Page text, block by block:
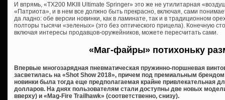
И впрямь, «TX200 MKIII Ultimate Springer» это же не утилитарная
«Патриота», и в нем все должно быть прекрасно, включая, сами
да ладно: обе версии новинки, как в ламинате, так и в традиционном
полторы тысячи «зеленых» (это без оптического прицела). Конечную
включая интересы продавцов-оружейников, можете пересчитать сами.
«Маг-файры» потихоньку
Впервые многозарядная пневматическая пружинно-поршневая
засветилась на «Shot Show 2018», причем под премиальным
новинки была тогда еще предполагаемая крайне привлекательная
долларов. На днях пользователям стали доступны две новых
вверху) и «Mag-Fire Trailhawk» (соответственно, снизу).